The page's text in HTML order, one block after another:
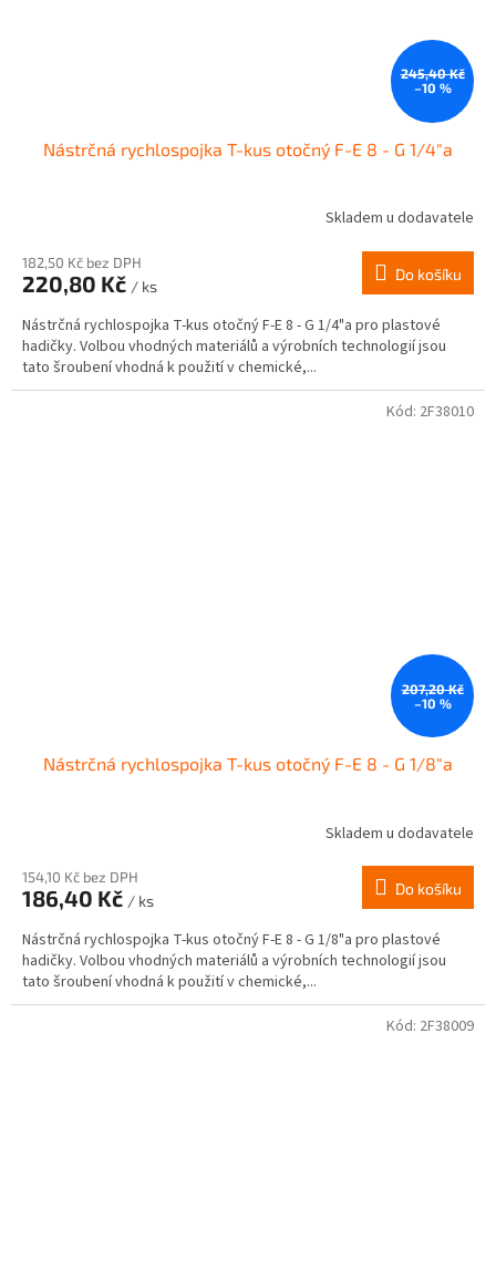
245,40 Kč
–10 %
Nástrčná rychlospojka T-kus otočný F-E 8 - G 1/4"a
Skladem u dodavatele
182,50 Kč bez DPH
220,80 Kč / ks
Do košíku
Nástrčná rychlospojka T-kus otočný F-E 8 - G 1/4"a pro plastové
hadičky. Volbou vhodných materiálů a výrobních technologií jsou
tato šroubení vhodná k použití v chemické,...
207,20 Kč
–10 %
Nástrčná rychlospojka T-kus otočný F-E 8 - G 1/8"a
Skladem u dodavatele
154,10 Kč bez DPH
186,40 Kč / ks
Do košíku
Nástrčná rychlospojka T-kus otočný F-E 8 - G 1/8"a pro plastové
hadičky. Volbou vhodných materiálů a výrobních technologií jsou
tato šroubení vhodná k použití v chemické,...
Kód: 2F38010
Kód: 2F38009